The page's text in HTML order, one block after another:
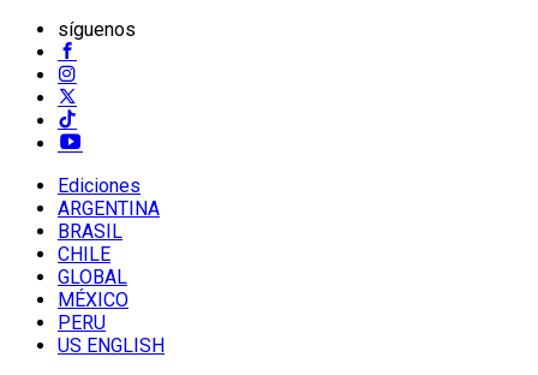
síguenos
Ediciones
ARGENTINA
BRASIL
CHILE
GLOBAL
MÉXICO
PERU
US ENGLISH